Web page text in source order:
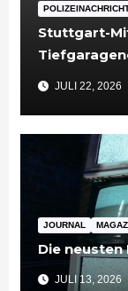
Stuttgart-
verletzt
JULI 22, 2026
JOURNAL
Die
JULI 13, 2026